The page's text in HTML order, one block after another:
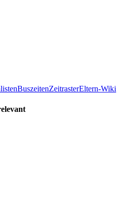
BuszeitenZeitrasterEltern-Wiki